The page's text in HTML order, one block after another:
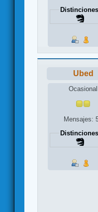
Distinciones
Ubed
Ocasional
Mensajes:
Distinciones